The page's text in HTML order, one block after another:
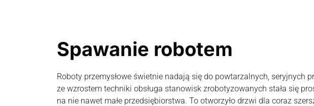
Spawanie robotem
Roboty przemysłowe świetnie nadają się do powtarzalnych,
ze wzrostem techniki obsługa stanowisk zrobotyzowanych stała się
na nie nawet małe przedsiębiorstwa. To otworzyło drzwi dla coraz